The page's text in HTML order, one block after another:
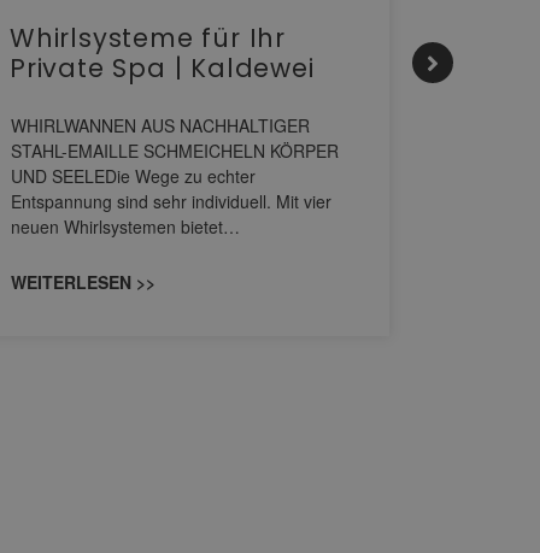
Whirlsysteme für Ihr
Private Spa | Kaldewei
WHIRLWANNEN AUS NACHHALTIGER
STAHL-EMAILLE SCHMEICHELN KÖRPER
UND SEELEDie Wege zu echter
Entspannung sind sehr individuell. Mit vier
neuen Whirlsystemen bietet…
WEITERLESEN >>